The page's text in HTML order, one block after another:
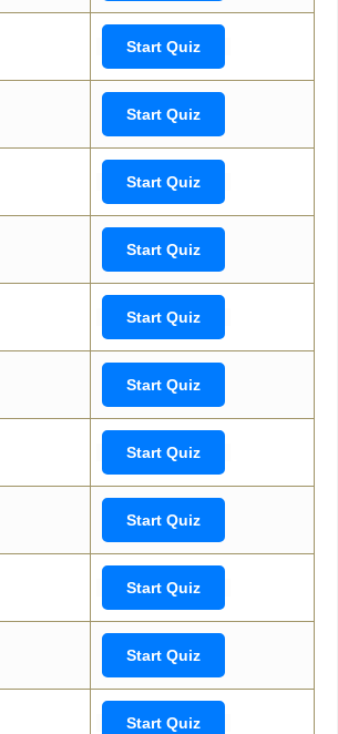
Start Quiz
Start Quiz
Start Quiz
Start Quiz
Start Quiz
Start Quiz
Start Quiz
Start Quiz
Start Quiz
Start Quiz
Start Quiz